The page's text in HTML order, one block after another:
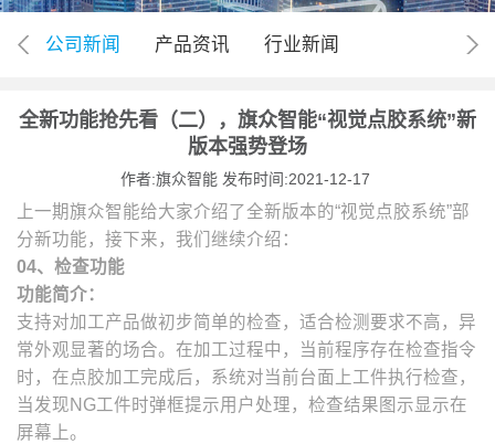
公司新闻 产品资讯 行业新闻
全新功能抢先看（二），旗众智能“视觉点胶系统”新
版本强势登场
作者:旗众智能 发布时间:2021-12-17
上一期旗众智能给大家介绍了全新版本的“视觉点胶系统”部
分新功能，接下来，我们继续介绍：
04、检查功能
功能简介：
支持对加工产品做初步简单的检查，适合检测要求不高，异
常外观显著的场合。在加工过程中，当前程序存在检查指令
时，在点胶加工完成后，系统对当前台面上工件执行检查，
当发现NG工件时弹框提示用户处理，检查结果图示显示在
屏幕上。